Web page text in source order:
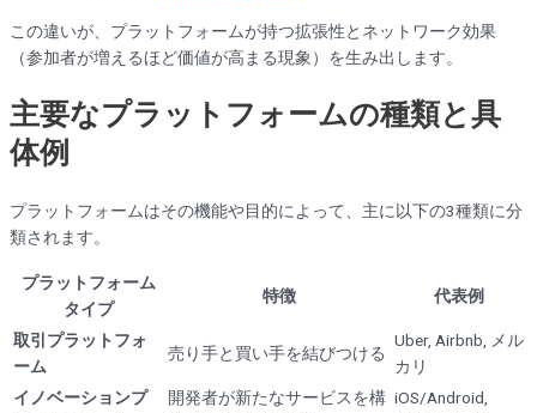
この違いが、プラットフォームが持つ拡張性とネットワーク効果
（参加者が増えるほど価値が高まる現象）を生み出します。
主要なプラットフォームの種類と具
体例
プラットフォームはその機能や目的によって、主に以下の3種類に分
類されます。
プラットフォーム
タイプ
特徴 代表例
取引プラットフォ
ーム
売り手と買い手を結びつける
Uber, Airbnb, メル
カリ
イノベーションプ
開発者が新たなサービスを構 iOS/Android,